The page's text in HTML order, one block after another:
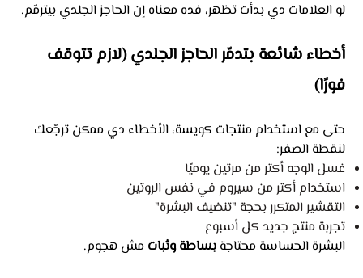
لو العلامات دي بدأت تظهر، فده معناه إن الحاجز الجلدي بيترمّم.
أخطاء شائعة بتدمّر الحاجز الجلدي (لازم تتوقف
فورًا)
حتى مع استخدام منتجات كويسة، الأخطاء دي ممكن ترجّعك
لنقطة الصفر:
غسل الوجه أكتر من مرتين يوميًا
استخدام أكتر من سيروم في نفس الروتين
التقشير المتكرر بحجة "تنضيف البشرة"
تجربة منتج جديد كل أسبوع
البشرة الحساسة محتاجة بساطة وثبات مش هجوم.